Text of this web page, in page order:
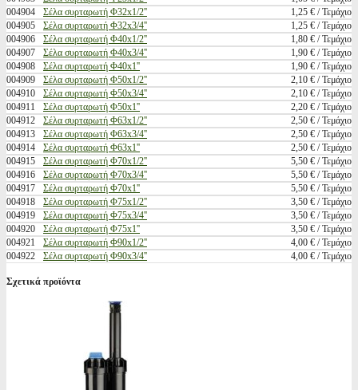
004904
Σέλα συρταρωτή Φ32x1/2''
1,25 € / Τεμάχιο
004905
Σέλα συρταρωτή Φ32x3/4''
1,25 € / Τεμάχιο
004906
Σέλα συρταρωτή Φ40x1/2''
1,80 € / Τεμάχιο
004907
Σέλα συρταρωτή Φ40x3/4''
1,90 € / Τεμάχιο
004908
Σέλα συρταρωτή Φ40x1''
1,90 € / Τεμάχιο
004909
Σέλα συρταρωτή Φ50x1/2''
2,10 € / Τεμάχιο
004910
Σέλα συρταρωτή Φ50x3/4''
2,10 € / Τεμάχιο
004911
Σέλα συρταρωτή Φ50x1''
2,20 € / Τεμάχιο
004912
Σέλα συρταρωτή Φ63x1/2''
2,50 € / Τεμάχιο
004913
Σέλα συρταρωτή Φ63x3/4''
2,50 € / Τεμάχιο
004914
Σέλα συρταρωτή Φ63x1''
2,50 € / Τεμάχιο
004915
Σέλα συρταρωτή Φ70x1/2''
5,50 € / Τεμάχιο
004916
Σέλα συρταρωτή Φ70x3/4''
5,50 € / Τεμάχιο
004917
Σέλα συρταρωτή Φ70x1''
5,50 € / Τεμάχιο
004918
Σέλα συρταρωτή Φ75x1/2''
3,50 € / Τεμάχιο
004919
Σέλα συρταρωτή Φ75x3/4''
3,50 € / Τεμάχιο
004920
Σέλα συρταρωτή Φ75x1''
3,50 € / Τεμάχιο
004921
Σέλα συρταρωτή Φ90x1/2''
4,00 € / Τεμάχιο
004922
Σέλα συρταρωτή Φ90x3/4'' 4,00 € / Τεμάχιο
Σχετικά προϊόντα